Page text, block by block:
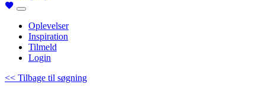
Oplevelser
Inspiration
Tilmeld
Login
<< Tilbage til søgning